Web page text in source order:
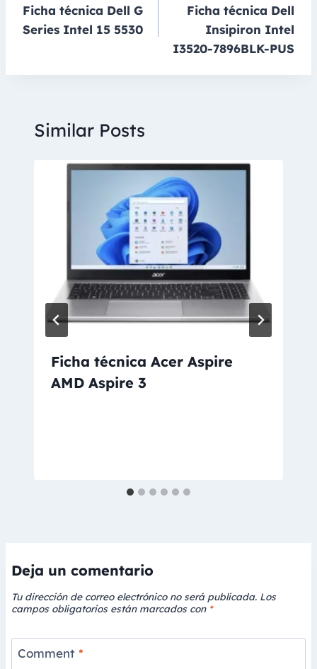
de
entradas
Ficha técnica Dell G
Series Intel 15 5530
Ficha técnica Dell
Insipiron Intel
I3520-7896BLK-PUS
Similar Posts
Ficha técnica Acer Aspire
AMD Aspire 3
Deja un comentario
Tu dirección de correo electrónico no será publicada. Los
campos obligatorios están marcados con *
Comment *